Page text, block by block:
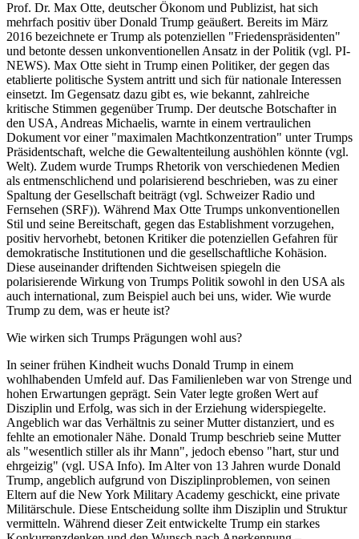
Prof. Dr. Max Otte, deutscher Ökonom und Publizist, hat sich
mehrfach positiv über Donald Trump geäußert. Bereits im März
2016 bezeichnete er Trump als potenziellen "Friedenspräsidenten"
und betonte dessen unkonventionellen Ansatz in der Politik (vgl. PI-
NEWS). Max Otte sieht in Trump einen Politiker, der gegen das
etablierte politische System antritt und sich für nationale Interessen
einsetzt. Im Gegensatz dazu gibt es, wie bekannt, zahlreiche
kritische Stimmen gegenüber Trump. Der deutsche Botschafter in
den USA, Andreas Michaelis, warnte in einem vertraulichen
Dokument vor einer "maximalen Machtkonzentration" unter Trumps
Präsidentschaft, welche die Gewaltenteilung aushöhlen könnte (vgl.
Welt). Zudem wurde Trumps Rhetorik von verschiedenen Medien
als entmenschlichend und polarisierend beschrieben, was zu einer
Spaltung der Gesellschaft beiträgt (vgl. Schweizer Radio und
Fernsehen (SRF)). Während Max Otte Trumps unkonventionellen
Stil und seine Bereitschaft, gegen das Establishment vorzugehen,
positiv hervorhebt, betonen Kritiker die potenziellen Gefahren für
demokratische Institutionen und die gesellschaftliche Kohäsion.
Diese auseinander driftenden Sichtweisen spiegeln die
polarisierende Wirkung von Trumps Politik sowohl in den USA als
auch international, zum Beispiel auch bei uns, wider. Wie wurde
Trump zu dem, was er heute ist?
Wie wirken sich Trumps Prägungen wohl aus?
In seiner frühen Kindheit wuchs Donald Trump in einem
wohlhabenden Umfeld auf. Das Familienleben war von Strenge und
hohen Erwartungen geprägt. Sein Vater legte großen Wert auf
Disziplin und Erfolg, was sich in der Erziehung widerspiegelte.
Angeblich war das Verhältnis zu seiner Mutter distanziert, und es
fehlte an emotionaler Nähe. Donald Trump beschrieb seine Mutter
als "wesentlich stiller als ihr Mann", jedoch ebenso "hart, stur und
ehrgeizig" (vgl. USA Info). Im Alter von 13 Jahren wurde Donald
Trump, angeblich aufgrund von Disziplinproblemen, von seinen
Eltern auf die New York Military Academy geschickt, eine private
Militärschule. Diese Entscheidung sollte ihm Disziplin und Struktur
vermitteln. Während dieser Zeit entwickelte Trump ein starkes